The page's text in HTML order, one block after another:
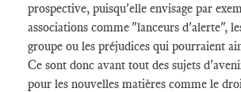
prospective, puisqu'elle envisage par
associations comme "lanceurs d'alerte",
groupe ou les préjudices qui pourraient
Ce sont donc avant tout des sujets
pour les nouvelles matières comme le